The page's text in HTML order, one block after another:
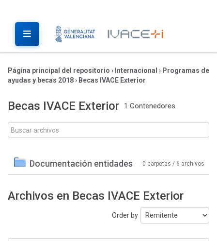
Página principal del repositorio › Internacional › Programas de
ayudas y becas 2018› Becas IVACE Exterior
Becas IVACE Exterior 1 Contenedores
Documentación entidades 0 carpetas / 6 archivos
Archivos en Becas IVACE Exterior
Order by